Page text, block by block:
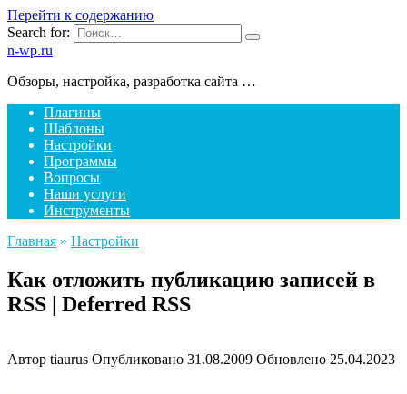
Перейти к содержанию
Search for:
n-wp.ru
Обзоры, настройка, разработка сайта …
Плагины
Шаблоны
Настройки
Программы
Вопросы
Наши услуги
Инструменты
Главная » Настройки
Как отложить публикацию записей в
RSS | Deferred RSS
Автор tiaurus Опубликовано 31.08.2009 Обновлено 25.04.2023